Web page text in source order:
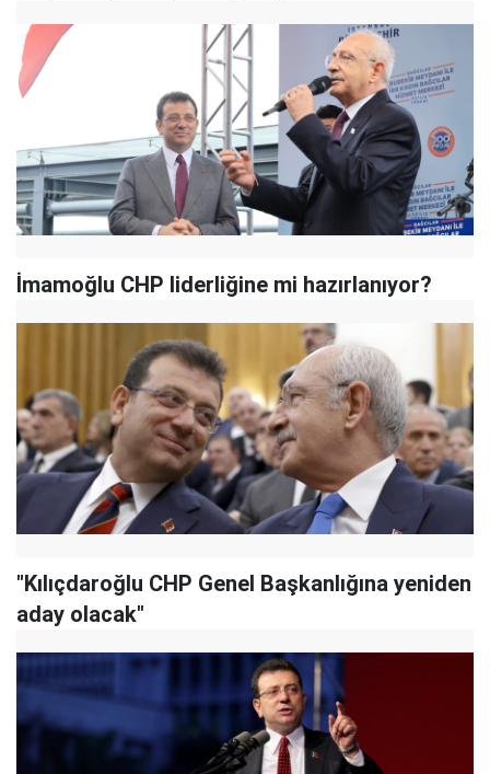
İmamoğlu CHP liderliğine mi hazırlanıyor?
"Kılıçdaroğlu CHP Genel Başkanlığına yeniden
aday olacak"